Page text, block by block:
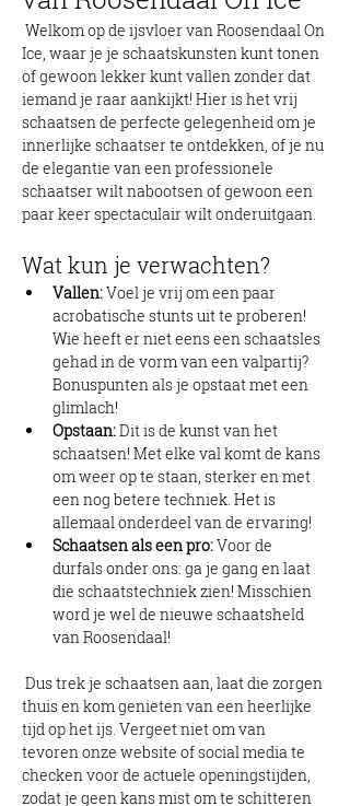
Ice, waar je je schaatskunsten kunt tonen
of gewoon lekker kunt vallen zonder dat
iemand je raar aankijkt! Hier is het vrij
schaatsen de perfecte gelegenheid om je
innerlijke schaatser te ontdekken, of je nu
de elegantie van een professionele
schaatser wilt nabootsen of gewoon een
paar keer spectaculair wilt onderuitgaan.
Wat kun je verwachten?
Vallen: Voel je vrij om een paar
acrobatische stunts uit te proberen!
Wie heeft er niet eens een schaatsles
gehad in de vorm van een valpartij?
Bonuspunten als je opstaat met een
glimlach!
Opstaan: Dit is de kunst van het
schaatsen! Met elke val komt de kans
om weer op te staan, sterker en met
een nog betere techniek. Het is
allemaal onderdeel van de ervaring!
Schaatsen als een pro: Voor de
durfals onder ons: ga je gang en laat
die schaatstechniek zien! Misschien
word je wel de nieuwe schaatsheld
van Roosendaal!
thuis en kom genieten van een heerlijke
tijd op het ijs. Vergeet niet om van
tevoren onze website of social media te
checken voor de actuele openingstijden,
zodat je geen kans mist om te schitteren